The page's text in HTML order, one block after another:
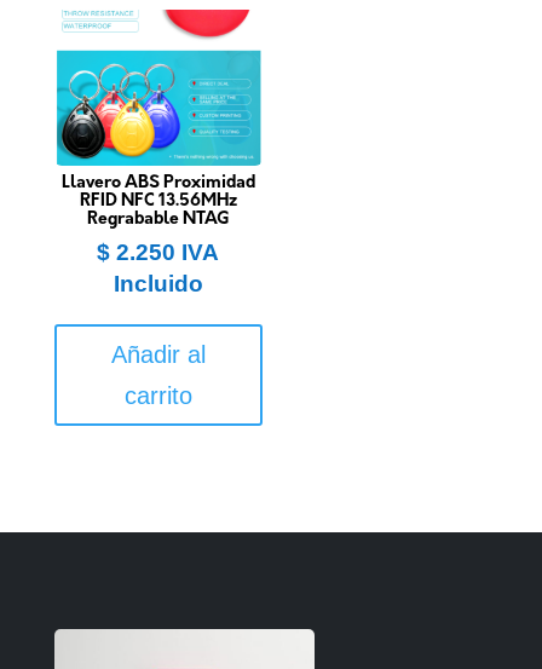
Llavero ABS Proximidad
RFID NFC 13.56MHz
Regrabable NTAG
$ 2.250 IVA
Incluido
Añadir al
carrito